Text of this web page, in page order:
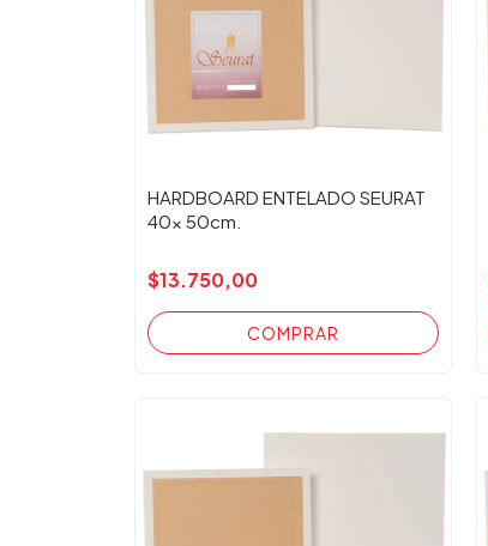
HARDBOARD ENTELADO SEURAT
40x 50cm.
$13.750,00